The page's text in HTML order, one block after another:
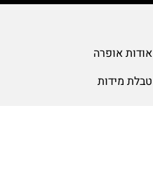
אודות אופרה
טבלת מידות